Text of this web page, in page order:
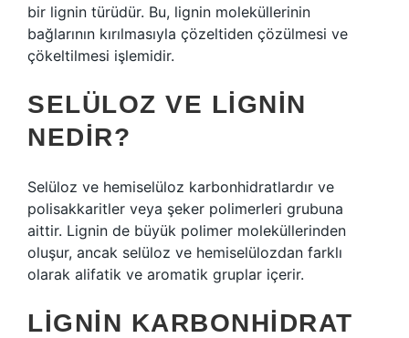
bir lignin türüdür. Bu, lignin moleküllerinin
bağlarının kırılmasıyla çözeltiden çözülmesi ve
çökeltilmesi işlemidir.
SELÜLOZ VE LIGNIN
NEDIR?
Selüloz ve hemiselüloz karbonhidratlardır ve
polisakkaritler veya şeker polimerleri grubuna
aittir. Lignin de büyük polimer moleküllerinden
oluşur, ancak selüloz ve hemiselülozdan farklı
olarak alifatik ve aromatik gruplar içerir.
LIGNIN KARBONHIDRAT